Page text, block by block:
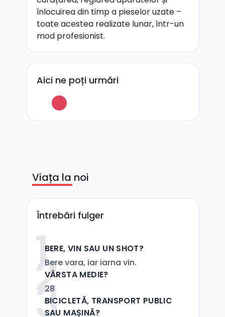
înlocuirea din timp a pieselor uzate –
toate acestea realizate lunar, într-un
mod profesionist.
Aici ne poți urmări
Viața la noi
Întrebări fulger
1BERE, VIN SAU UN SHOT?
Bere vara, iar iarna vin.
2
VÂRSTA MEDIE?
28
3
BICICLETĂ, TRANSPORT PUBLIC
SAU MAȘINĂ?